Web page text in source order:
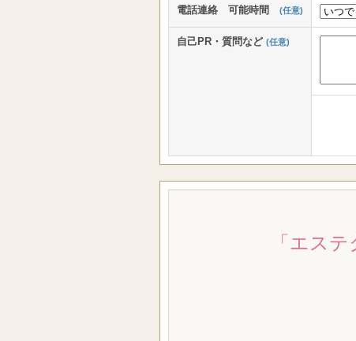
電話連絡 可能時間 (任意)
自己PR・質問など (任意)
「エス